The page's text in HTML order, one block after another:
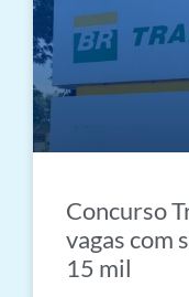
Concurso
vagas com
15 mil